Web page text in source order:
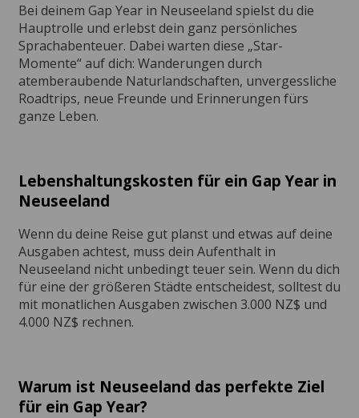
Bei deinem Gap Year in Neuseeland spielst du die
Hauptrolle und erlebst dein ganz persönliches
Sprachabenteuer. Dabei warten diese „Star-
Momente“ auf dich: Wanderungen durch
atemberaubende Naturlandschaften, unvergessliche
Roadtrips, neue Freunde und Erinnerungen fürs
ganze Leben.
Lebenshaltungskosten für ein Gap Year in
Neuseeland
Wenn du deine Reise gut planst und etwas auf deine
Ausgaben achtest, muss dein Aufenthalt in
Neuseeland nicht unbedingt teuer sein. Wenn du dich
für eine der größeren Städte entscheidest, solltest du
mit monatlichen Ausgaben zwischen 3.000 NZ$ und
4.000 NZ$ rechnen.
Warum ist Neuseeland das perfekte Ziel
für ein Gap Year?